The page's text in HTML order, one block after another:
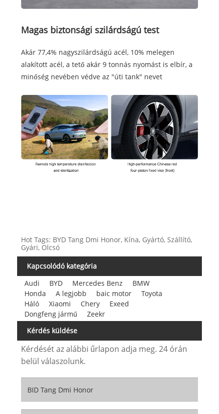
Magas biztonsági szilárdságú test
Akár 77,4% nagyszilárdságú acél, 10% melegen
alakított acél, a tető akár 9 tonnás nyomást is elbír, a
minőség nevében védve az "úti tank" nevet
Hot Tags: BYD Tang Dmi Honor, Kína, Gyártó, Szállító,
Gyári, Olcsó
Kapcsolódó kategória
Audi
BYD Mercedes Benz
BMW
Honda
A legjobb baic motor
Toyota
Háló
Xiaomi Chery
Exeed
Dongfeng jármű
Zeekr
Kérdés küldése
Kérdését az alábbi űrlapon adja meg. 24 órán
belül válaszolunk.